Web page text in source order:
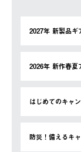
2027年 新製品ギ
2026年 新作春夏
はじめてのキャ
防災！備えるキ